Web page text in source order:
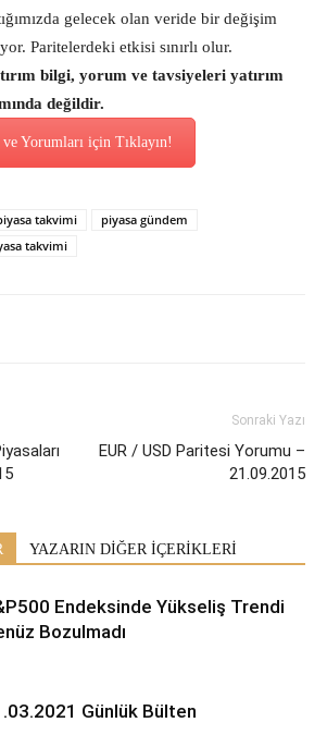
gelecek olan veride bir değişim
Paritelerdeki etkisi sınırlı olur.
bilgi, yorum ve tavsiyeleri yatırım
değildir.
Yorumları için Tıklayın!
takvimi
piyasa gündem
takvimi
Sonraki Yazı
EUR / USD Paritesi Yorumu –
21.09.2015
YAZARIN DİĞER İÇERİKLERİ
Endeksinde Yükseliş Trendi
Bozulmadı
Günlük Bülten